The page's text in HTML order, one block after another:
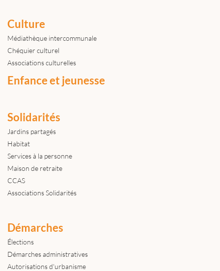
Culture
Médiathèque intercommunale
Chéquier culturel
Associations culturelles
Enfance et jeunesse
Solidarités
Jardins partagés
Habitat
Services à la personne
Maison de retraite
CCAS
Associations Solidarités
Démarches
Élections
Démarches administratives
Autorisations d'urbanisme